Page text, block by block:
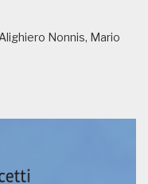
Nonnis, Mario